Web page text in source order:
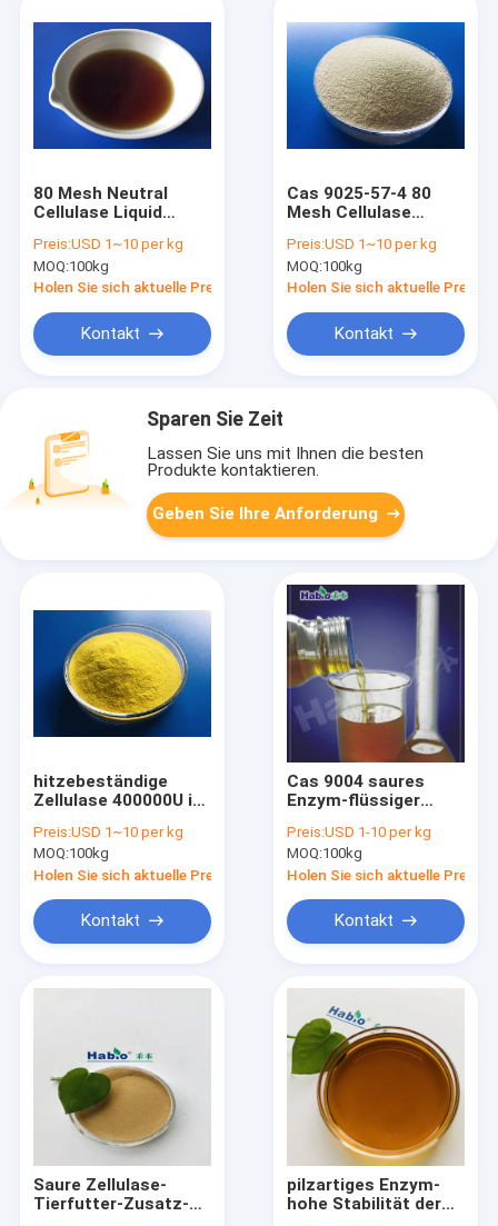
80 Mesh Neutral
Cellulase Liquid
Gesundheits-
Verbesserung mit
FSSC22000
Preis:USD 1~10 per kg
MOQ:100kg
Holen Sie sich aktuelle Preis
Kontakt
Cas 9025-57-4 80
Mesh Cellulase
Feed-Zusätze
Preis:USD 1~10 per kg
MOQ:100kg
Holen Sie sich aktuelle Preis
Kontakt
Sparen Sie Zeit
Lassen Sie uns mit Ihnen die besten
Produkte kontaktieren.
Geben Sie Ihre Anforderung
hitzebeständige
Zellulase 400000U in
Lebensmittelindustrie-
hohen Tätigkeit
Preis:USD 1~10 per kg
MOQ:100kg
Holen Sie sich aktuelle Preis
Kontakt
Cas 9004 saures
Enzym-flüssiger
Zellulase-34 6 für
Biopolishing
Preis:USD 1-10 per kg
MOQ:100kg
Holen Sie sich aktuelle Preis
Kontakt
Saure Zellulase-
Tierfutter-Zusatz-
pilzartiges Enzym-
hohe Stabilität der